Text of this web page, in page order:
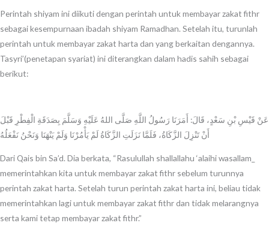
Perintah shiyam ini diikuti dengan perintah untuk membayar zakat fithr
sebagai kesempurnaan ibadah shiyam Ramadhan. Setelah itu, turunlah
perintah untuk membayar zakat harta dan yang berkaitan dengannya.
Tasyri’(penetapan syariat) ini diterangkan dalam hadis sahih sebagai
berikut:
عَنْ قَيْسِ بْنِ سَعْدٍ، قَالَ: أَمَرَنَا رَسُولُ اللَّهِ صَلَّى اللهُ عَلَيْهِ وَسَلَّمَ بِصَدَقَةِ الْفِطْرِ قَبْلَ
أَنْ تَنْزِلَ الزَّكَاةُ، فَلَمَّا نَزَلَتِ الزَّكَاةُ لَمْ يَأْمُرْنَا وَلَمْ يَنْهَنَا وَنَحْنُ نَفْعَلُهُ
Dari Qais bin Sa’d. Dia berkata, “Rasulullah shallallahu ‘alaihi wasallam_
memerintahkan kita untuk membayar zakat fithr sebelum turunnya
perintah zakat harta. Setelah turun perintah zakat harta ini, beliau tidak
memerintahkan lagi untuk membayar zakat fithr dan tidak melarangnya
serta kami tetap membayar zakat fithr.”